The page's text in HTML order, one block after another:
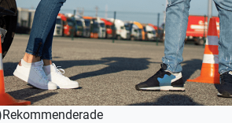
via faktura, vänligen kontakta
vi er.
Rekommenderade